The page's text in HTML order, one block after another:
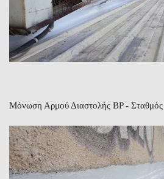
Μόνωση Αρμού Διαστολής BP - Σταθμός